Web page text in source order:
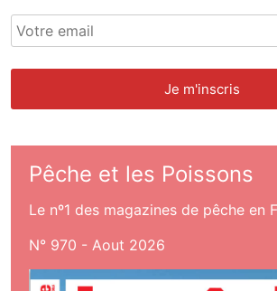
Pêche et les Poissons
Le nº1 des magazines de pêche en
N° 970 - Aout 2026